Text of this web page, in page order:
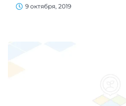
9 октября, 2019